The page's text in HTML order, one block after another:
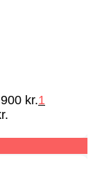
kr.1